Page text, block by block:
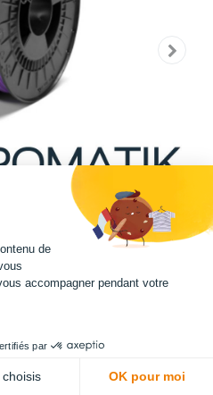
en format 750g.
de
accompagner pendant votre
par
choisis OK pour moi